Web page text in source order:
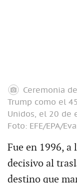
Ceremonia
Trump como el
Unidos, el 20 de
Foto: EFE/EPA/
Fue en 1996, a
decisivo al
destino que